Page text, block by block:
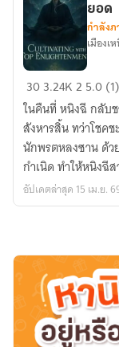
บำเพ็ญ
เซียน
ด้วย
การ
บรรลุ
แจ้ง
ขั้น
ยอด
กำลังภ
เมืองเ
303.24K2 5.0 (1)
ในคืนที่ หนิงฉี กลับช
สังหารสิ้น ทว่าโชค
นักพรตหลงซาน ด้ว
กำเนิด ทำให้หนิง
อัปเดตล่าสุด 15 เม.ย.